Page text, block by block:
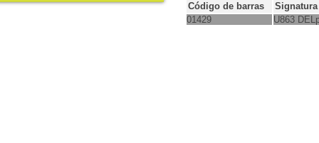
Código de barras
Signatura
01429
U863